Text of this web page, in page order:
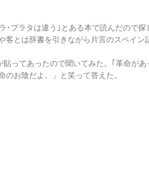
･プラタは違う｣とある本で読んだので
客とは辞書を引きながら片言のスペイ
ってあったので聞いてみた。｢革命が
お陰だよ。」と笑って答えた。